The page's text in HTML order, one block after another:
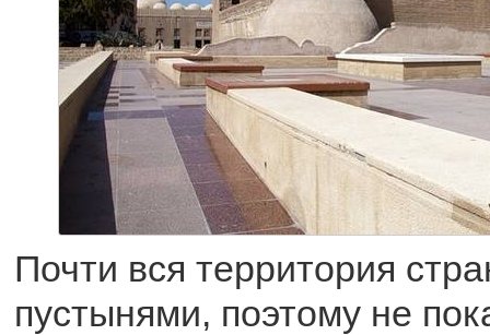
Почти вся территория
пустынями, поэтому не